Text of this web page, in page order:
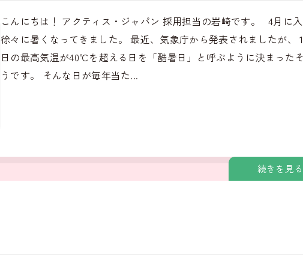
こんにちは！ アクティス・ジャパン 採用担当の岩崎です。 4月に入
徐々に暑くなってきました。 最近、気象庁から発表されましたが、 1
日の最高気温が40℃を超える日を「酷暑日」と呼ぶように決まったそ
うです。 そんな日が毎年当た...
続きを見る